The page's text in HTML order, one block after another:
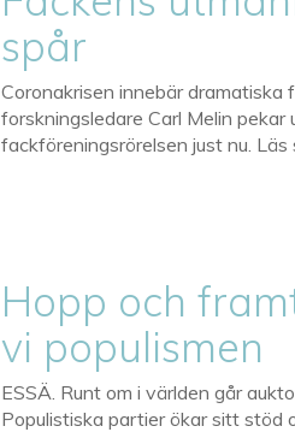
spår
Coronakrisen innebär dramatiska
forskningsledare Carl Melin
fackföreningsrörelsen just nu. Läs
Hopp och
vi populismen
ESSÄ. Runt om i världen går
Populistiska partier ökar sitt stöd